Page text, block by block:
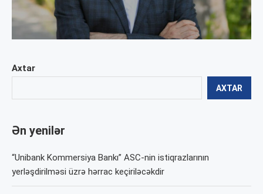
Axtar
AXTAR
Ən yenilər
“Unibank Kommersiya Bankı” ASC-nin istiqrazlarının
yerləşdirilməsi üzrə hərrac keçiriləcəkdir